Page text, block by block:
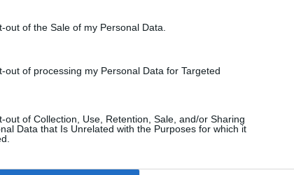
out of the Sale of my Personal Data.
out of processing my Personal Data for Targeted
out of Collection, Use, Retention, Sale, and/or Sharing
Data that Is Unrelated with the Purposes for which it